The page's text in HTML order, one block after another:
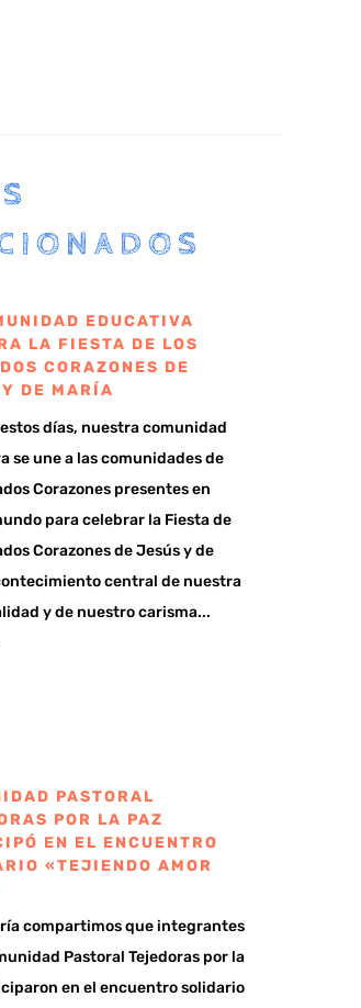
EDUCATIVA
LA FIESTA DE LOS
CORAZONES DE
DE MARÍA
días, nuestra comunidad
se une a las comunidades de
Corazones presentes en
para celebrar la Fiesta de
Corazones de Jesús y de
central de nuestra
y de nuestro carisma...
PASTORAL
POR LA PAZ
EN EL ENCUENTRO
«TEJIENDO AMOR
compartimos que integrantes
Pastoral Tejedoras por la
en el encuentro solidario